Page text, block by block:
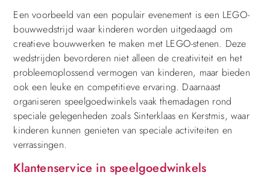
Een voorbeeld van een populair evenement is een LEGO-
bouwwedstrijd waar kinderen worden uitgedaagd om
creatieve bouwwerken te maken met LEGO-stenen. Deze
wedstrijden bevorderen niet alleen de creativiteit en het
probleemoplossend vermogen van kinderen, maar bieden
ook een leuke en competitieve ervaring. Daarnaast
organiseren speelgoedwinkels vaak themadagen rond
speciale gelegenheden zoals Sinterklaas en Kerstmis, waar
kinderen kunnen genieten van speciale activiteiten en
verrassingen.
Klantenservice in speelgoedwinkels